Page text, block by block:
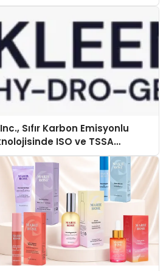
Sıfır Karbon Emisyonlu
ISO ve TSSA
Aldı